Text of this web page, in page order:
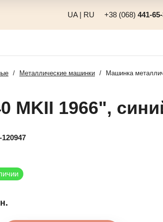
UA| RU +38 (068) 441-
/ Металлические машинки /
Машинка
MKII 1966",
120947